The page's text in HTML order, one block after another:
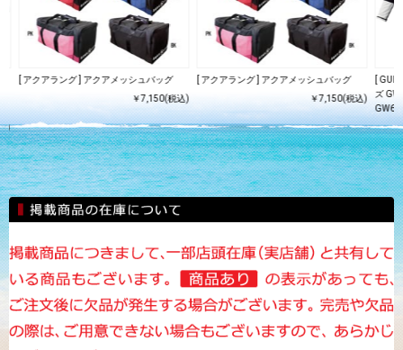
)
[ アクアラング ] アクアメッシュバッグ
￥7,150(税込)
[ アクアラング ] アクアメッシュバッグ
￥7,150(税込)
[
ズ